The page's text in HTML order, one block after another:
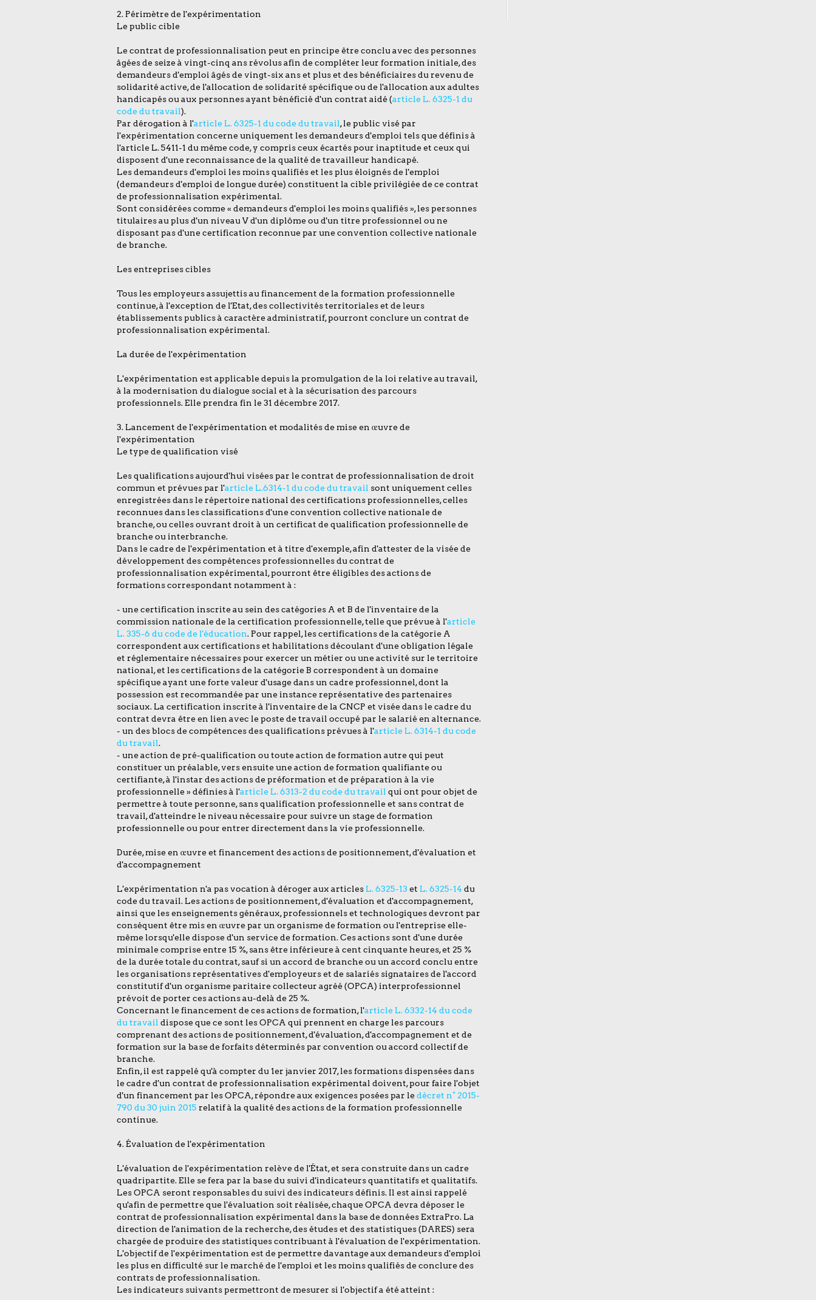
2. Périmètre de l'expérimentation
Le public cible
Le contrat de professionnalisation peut en principe être conclu avec des personnes
âgées de seize à vingt-cinq ans révolus afin de compléter leur formation initiale, des
demandeurs d'emploi âgés de vingt-six ans et plus et des bénéficiaires du revenu de
solidarité active, de l'allocation de solidarité spécifique ou de l'allocation aux adultes
handicapés ou aux personnes ayant bénéficié d'un contrat aidé (article L. 6325-1 du
code du travail).
Par dérogation à l'article L. 6325-1 du code du travail, le public visé par
l'expérimentation concerne uniquement les demandeurs d'emploi tels que définis à
l'article L. 5411-1 du même code, y compris ceux écartés pour inaptitude et ceux qui
disposent d'une reconnaissance de la qualité de travailleur handicapé.
Les demandeurs d'emploi les moins qualifiés et les plus éloignés de l'emploi
(demandeurs d'emploi de longue durée) constituent la cible privilégiée de ce contrat
de professionnalisation expérimental.
Sont considérées comme « demandeurs d'emploi les moins qualifiés », les personnes
titulaires au plus d'un niveau V d'un diplôme ou d'un titre professionnel ou ne
disposant pas d'une certification reconnue par une convention collective nationale
de branche.
Les entreprises cibles
Tous les employeurs assujettis au financement de la formation professionnelle
continue, à l'exception de l'Etat, des collectivités territoriales et de leurs
établissements publics à caractère administratif, pourront conclure un contrat de
professionnalisation expérimental.
La durée de l'expérimentation
L'expérimentation est applicable depuis la promulgation de la loi relative au travail,
à la modernisation du dialogue social et à la sécurisation des parcours
professionnels. Elle prendra fin le 31 décembre 2017.
3. Lancement de l'expérimentation et modalités de mise en œuvre de
l'expérimentation
Le type de qualification visé
Les qualifications aujourd'hui visées par le contrat de professionnalisation de droit
commun et prévues par l'article L.6314-1 du code du travail sont uniquement celles
enregistrées dans le répertoire national des certifications professionnelles, celles
reconnues dans les classifications d'une convention collective nationale de
branche, ou celles ouvrant droit à un certificat de qualification professionnelle de
branche ou interbranche.
Dans le cadre de l'expérimentation et à titre d'exemple, afin d'attester de la visée de
développement des compétences professionnelles du contrat de
professionnalisation expérimental, pourront être éligibles des actions de
formations correspondant notamment à :
- une certification inscrite au sein des catégories A et B de l'inventaire de la
commission nationale de la certification professionnelle, telle que prévue à l'article
L. 335-6 du code de l'éducation. Pour rappel, les certifications de la catégorie A
correspondent aux certifications et habilitations découlant d'une obligation légale
et réglementaire nécessaires pour exercer un métier ou une activité sur le territoire
national, et les certifications de la catégorie B correspondent à un domaine
spécifique ayant une forte valeur d'usage dans un cadre professionnel, dont la
possession est recommandée par une instance représentative des partenaires
sociaux. La certification inscrite à l'inventaire de la CNCP et visée dans le cadre du
contrat devra être en lien avec le poste de travail occupé par le salarié en alternance.
- un des blocs de compétences des qualifications prévues à l'article L. 6314-1 du code
du travail.
- une action de pré-qualification ou toute action de formation autre qui peut
constituer un préalable, vers ensuite une action de formation qualifiante ou
certifiante, à l'instar des actions de préformation et de préparation à la vie
professionnelle » définies à l'article L. 6313-2 du code du travail qui ont pour objet de
permettre à toute personne, sans qualification professionnelle et sans contrat de
travail, d'atteindre le niveau nécessaire pour suivre un stage de formation
professionnelle ou pour entrer directement dans la vie professionnelle.
Durée, mise en œuvre et financement des actions de positionnement, d'évaluation et
d'accompagnement
L'expérimentation n'a pas vocation à déroger aux articles L. 6325-13 et L. 6325-14 du
code du travail. Les actions de positionnement, d'évaluation et d'accompagnement,
ainsi que les enseignements généraux, professionnels et technologiques devront par
conséquent être mis en œuvre par un organisme de formation ou l'entreprise elle-
même lorsqu'elle dispose d'un service de formation. Ces actions sont d'une durée
minimale comprise entre 15 %, sans être inférieure à cent cinquante heures, et 25 %
de la durée totale du contrat, sauf si un accord de branche ou un accord conclu entre
les organisations représentatives d'employeurs et de salariés signataires de l'accord
constitutif d'un organisme paritaire collecteur agréé (OPCA) interprofessionnel
prévoit de porter ces actions au-delà de 25 %.
Concernant le financement de ces actions de formation, l'article L. 6332-14 du code
du travail dispose que ce sont les OPCA qui prennent en charge les parcours
comprenant des actions de positionnement, d'évaluation, d'accompagnement et de
formation sur la base de forfaits déterminés par convention ou accord collectif de
branche.
Enfin, il est rappelé qu'à compter du 1er janvier 2017, les formations dispensées dans
le cadre d'un contrat de professionnalisation expérimental doivent, pour faire l'objet
d'un financement par les OPCA, répondre aux exigences posées par ledécret n° 2015-
790 du 30 juin 2015 relatif à la qualité des actions de la formation professionnelle
continue.
4. Évaluation de l'expérimentation
L'évaluation de l'expérimentation relève de l'État, et sera construite dans un cadre
quadripartite. Elle se fera par la base du suivi d'indicateurs quantitatifs et qualitatifs.
Les OPCA seront responsables du suivi des indicateurs définis. Il est ainsi rappelé
qu'afin de permettre que l'évaluation soit réalisée, chaque OPCA devra déposer le
contrat de professionnalisation expérimental dans la base de données ExtraPro. La
direction de l'animation de la recherche, des études et des statistiques (DARES) sera
chargée de produire des statistiques contribuant à l'évaluation de l'expérimentation.
L'objectif de l'expérimentation est de permettre davantage aux demandeurs d'emploi
les plus en difficulté sur le marché de l'emploi et les moins qualifiés de conclure des
contrats de professionnalisation.
Les indicateurs suivants permettront de mesurer si l'objectif a été atteint :